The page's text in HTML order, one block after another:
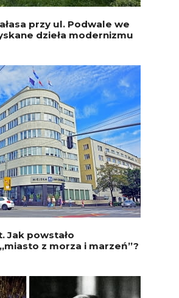
przy ul. Podwale we
dzieła modernizmu
Jak powstało
z morza i marzeń”?